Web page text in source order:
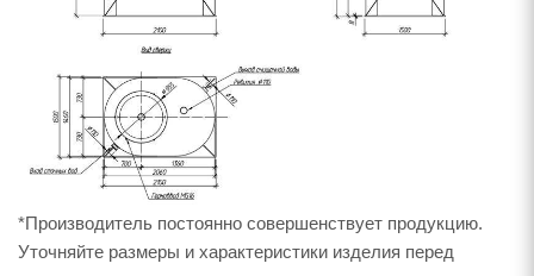
*Производитель постоянно совершенствует продукцию.
Уточняйте размеры и характеристики изделия перед